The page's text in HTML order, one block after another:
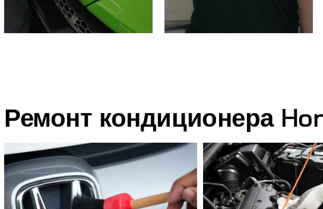
Ремонт кондиционера